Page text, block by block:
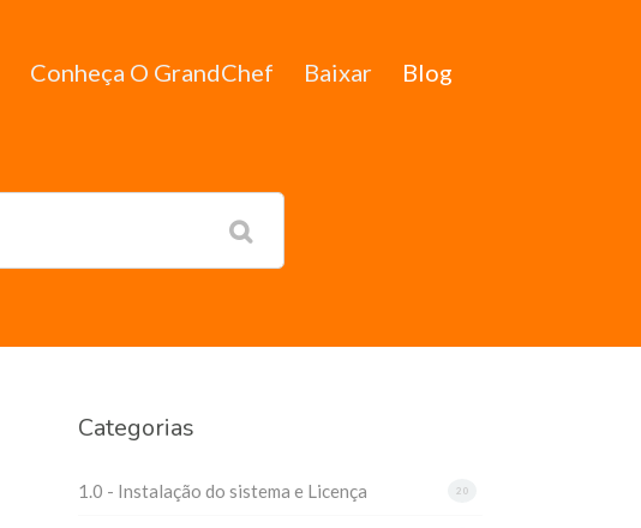
Conheça O GrandChef Baixar Blog
Categorias
20
1.0 - Instalação do sistema e Licença